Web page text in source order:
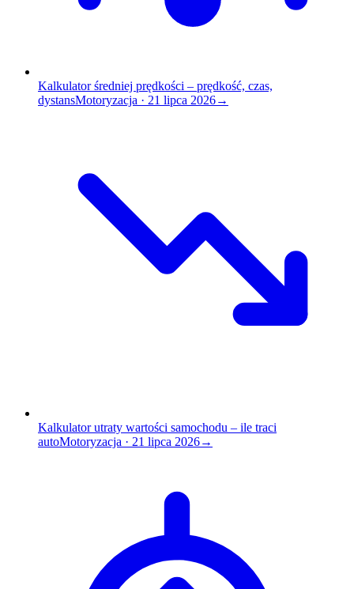
Kalkulator średniej prędkości – prędkość, czas,
dystansMotoryzacja · 21 lipca 2026→
Kalkulator utraty wartości samochodu – ile traci
autoMotoryzacja · 21 lipca 2026→